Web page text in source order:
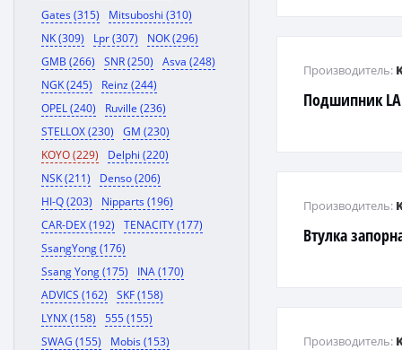
Gates (315)
Mitsuboshi (310)
NK (309)
Lpr (307)
NOK (296)
GMB (266)
SNR (250)
Asva (248)
NGK (245)
Reinz (244)
OPEL (240)
Ruville (236)
STELLOX (230)
GM (230)
KOYO (229)
Delphi (220)
NSK (211)
Denso (206)
HI-Q (203)
Nipparts (196)
CAR-DEX (192)
TENACITY (177)
SsangYong (176)
Ssang Yong (175)
INA (170)
ADVICS (162)
SKF (158)
LYNX (158)
555 (155)
SWAG (155)
Mobis (153)
Подшипник
Производитель:
Втулка
Производитель:
Производитель: